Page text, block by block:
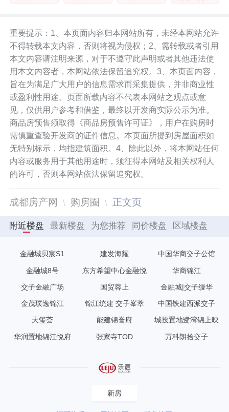
重要提示：1、本页面内容归本网站所有，未经本网站允许
不得转载本文内容，否则将视为侵权；2、需转载或者引用
本文内容请注明来源，对于不遵守此声明或者其他违法使
用本文内容者，本网站依法保留追究权。3、本页面内容，
旨在为满足广大用户的信息需求而采集提供，并非商业性
或盈利性用途。页面所载内容不代表本网站之观点或意
见，仅供用户参考和借鉴，最终以开发商实际公示为准。
商品房预售须取得《商品房预售许可证》，用户在购房时
需慎重查验开发商的证件信息。本页面所提到房屋面积如
无特别标示，均指建筑面积。4、除此以外，将本网站任何
内容或服务用于其他用途时，须征得本网站及相关权利人
的许可，否则本网站依法保留追究权。
成都房产网 购房圈 正文页
附近楼盘 最新楼盘 为您推荐 同价楼盘 区域楼盘
金融城贝宸S1 建发海耀 中国华商交子公馆
金融城8号 东方希望中心金融悦 华商锦江
交子金融广场 国贸蓉上 金融城|交子缦华
金茂璞逸锦江 锦江统建 交子峯萃 中国铁建西派交子
天玺荟 能建锦誉府 城投置地鹭湾锦上映
华润置地锦江悦府 张家寺TOD 万科朗拾交子
新房